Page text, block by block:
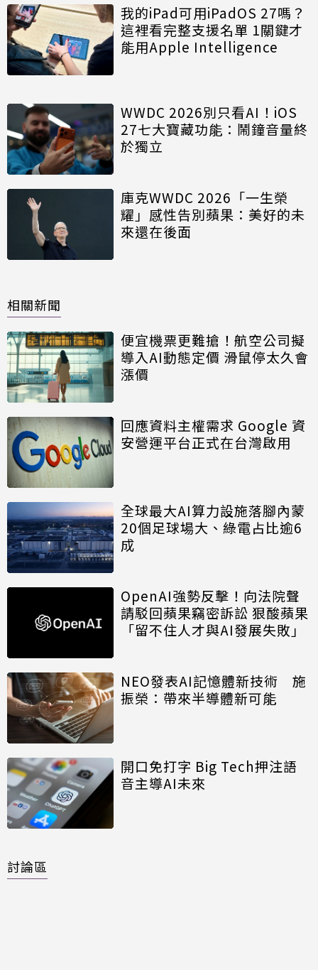
我的iPad可用iPadOS 27嗎？
這裡看完整支援名單 1關鍵才
能用Apple Intelligence
WWDC 2026別只看AI！iOS
27七大寶藏功能：鬧鐘音量終
於獨立
庫克WWDC 2026「一生榮
耀」感性告別蘋果：美好的未
來還在後面
相關新聞
便宜機票更難搶！航空公司擬
導入AI動態定價 滑鼠停太久會
漲價
回應資料主權需求 Google 資
安營運平台正式在台灣啟用
全球最大AI算力設施落腳內蒙
20個足球場大、綠電占比逾6
成
OpenAI強勢反擊！向法院聲
請駁回蘋果竊密訴訟 狠酸蘋果
「留不住人才與AI發展失敗」
NEO發表AI記憶體新技術 施
振榮：帶來半導體新可能
開口免打字 Big Tech押注語
音主導AI未來
討論區